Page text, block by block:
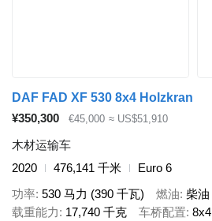
DAF FAD XF 530 8x4 Holzkran
¥350,300
€45,000 ≈ US$51,910
木材运输车
2020
476,141 千米
Euro 6
功率 530 马力 (390 千瓦) 燃油 柴油
载重能力
17,740 千克 车桥配置 8x4